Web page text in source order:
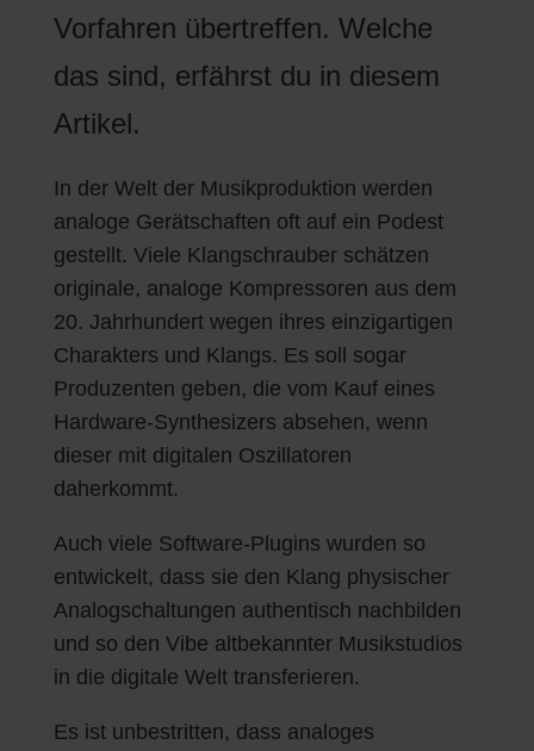
Vorfahren übertreffen. Welche
das sind, erfährst du in diesem
Artikel.
In der Welt der Musikproduktion werden
analoge Gerätschaften oft auf ein Podest
gestellt. Viele Klangschrauber schätzen
originale, analoge Kompressoren aus dem
20. Jahrhundert wegen ihres einzigartigen
Charakters und Klangs. Es soll sogar
Produzenten geben, die vom Kauf eines
Hardware-Synthesizers absehen, wenn
dieser mit digitalen Oszillatoren
daherkommt.
Auch viele Software-Plugins wurden so
entwickelt, dass sie den Klang physischer
Analogschaltungen authentisch nachbilden
und so den Vibe altbekannter Musikstudios
in die digitale Welt transferieren.
Es ist unbestritten, dass analoges